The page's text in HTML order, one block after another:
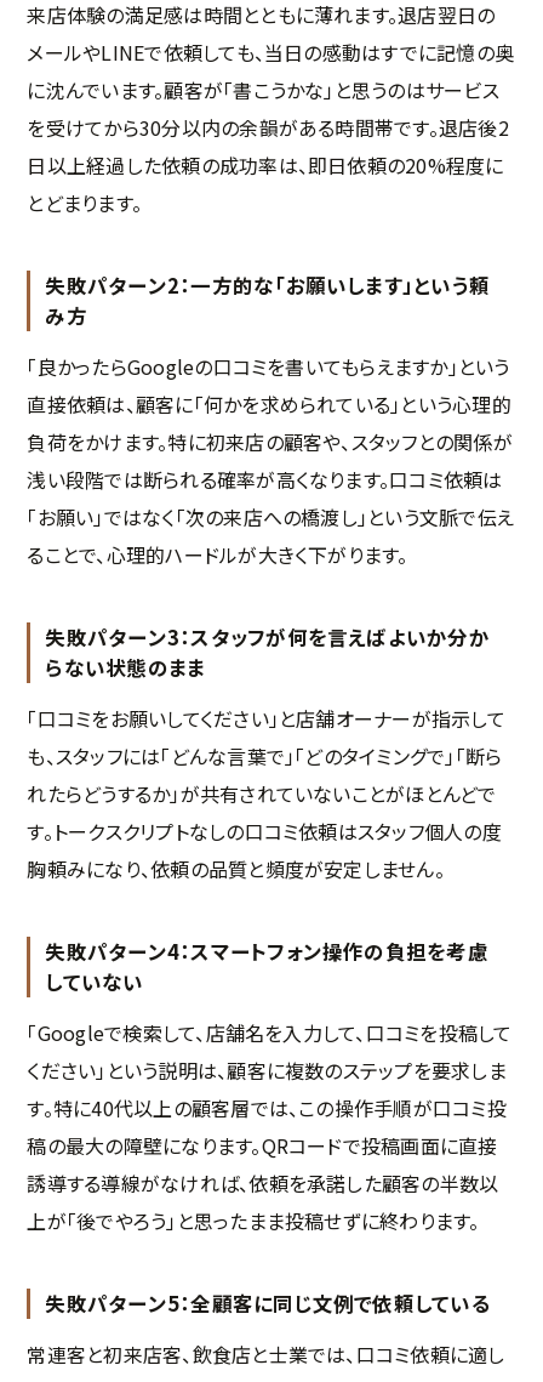
来店体験の満足感は時間とともに薄れます。退店翌日の
メールやLINEで依頼しても、当日の感動はすでに記憶の奥
に沈んでいます。顧客が「書こうかな」と思うのはサービス
を受けてから30分以内の余韻がある時間帯です。退店後2
日以上経過した依頼の成功率は、即日依頼の20%程度に
とどまります。
失敗パターン2：一方的な「お願いします」という頼
み方
「良かったらGoogleの口コミを書いてもらえますか」という
直接依頼は、顧客に「何かを求められている」という心理的
負荷をかけます。特に初来店の顧客や、スタッフとの関係が
浅い段階では断られる確率が高くなります。口コミ依頼は
「お願い」ではなく「次の来店への橋渡し」という文脈で伝え
ることで、心理的ハードルが大きく下がります。
失敗パターン3：スタッフが何を言えばよいか分か
らない状態のまま
「口コミをお願いしてください」と店舗オーナーが指示して
も、スタッフには「どんな言葉で」「どのタイミングで」「断ら
れたらどうするか」が共有されていないことがほとんどで
す。トークスクリプトなしの口コミ依頼はスタッフ個人の度
胸頼みになり、依頼の品質と頻度が安定しません。
失敗パターン4：スマートフォン操作の負担を考慮
していない
「Googleで検索して、店舗名を入力して、口コミを投稿して
ください」という説明は、顧客に複数のステップを要求しま
す。特に40代以上の顧客層では、この操作手順が口コミ投
稿の最大の障壁になります。QRコードで投稿画面に直接
誘導する導線がなければ、依頼を承諾した顧客の半数以
上が「後でやろう」と思ったまま投稿せずに終わります。
失敗パターン5：全顧客に同じ文例で依頼している
常連客と初来店客、飲食店と士業では、口コミ依頼に適し